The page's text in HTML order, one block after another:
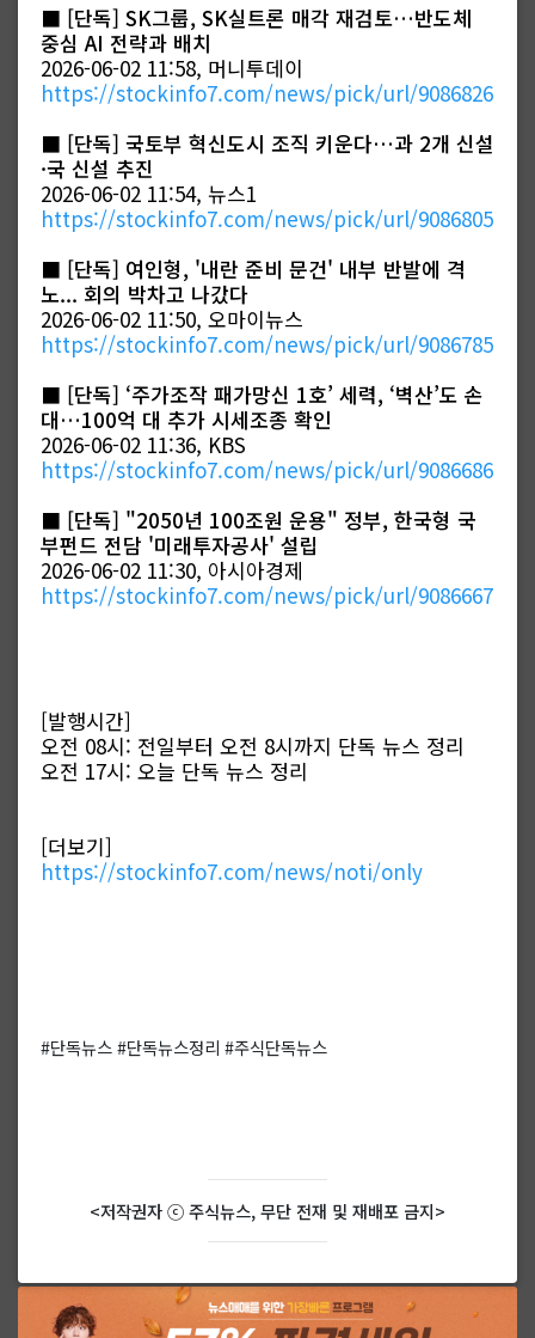
■ [단독] SK그룹, SK실트론 매각 재검토…반도체
중심 AI 전략과 배치
2026-06-02 11:58, 머니투데이
https://stockinfo7.com/news/pick/url/9086826
■ [단독] 국토부 혁신도시 조직 키운다…과 2개 신설
·국 신설 추진
2026-06-02 11:54, 뉴스1
https://stockinfo7.com/news/pick/url/9086805
■ [단독] 여인형, '내란 준비 문건' 내부 반발에 격
노... 회의 박차고 나갔다
2026-06-02 11:50, 오마이뉴스
https://stockinfo7.com/news/pick/url/9086785
■ [단독] ‘주가조작 패가망신 1호’ 세력, ‘벽산’도 손
대…100억 대 추가 시세조종 확인
2026-06-02 11:36, KBS
https://stockinfo7.com/news/pick/url/9086686
■ [단독] "2050년 100조원 운용" 정부, 한국형 국
부펀드 전담 '미래투자공사' 설립
2026-06-02 11:30, 아시아경제
https://stockinfo7.com/news/pick/url/9086667
[발행시간]
오전 08시: 전일부터 오전 8시까지 단독 뉴스 정리
오전 17시: 오늘 단독 뉴스 정리
[더보기]
https://stockinfo7.com/news/noti/only
#단독뉴스 #단독뉴스정리 #주식단독뉴스
<저작권자 ⓒ 주식뉴스, 무단 전재 및 재배포 금지>